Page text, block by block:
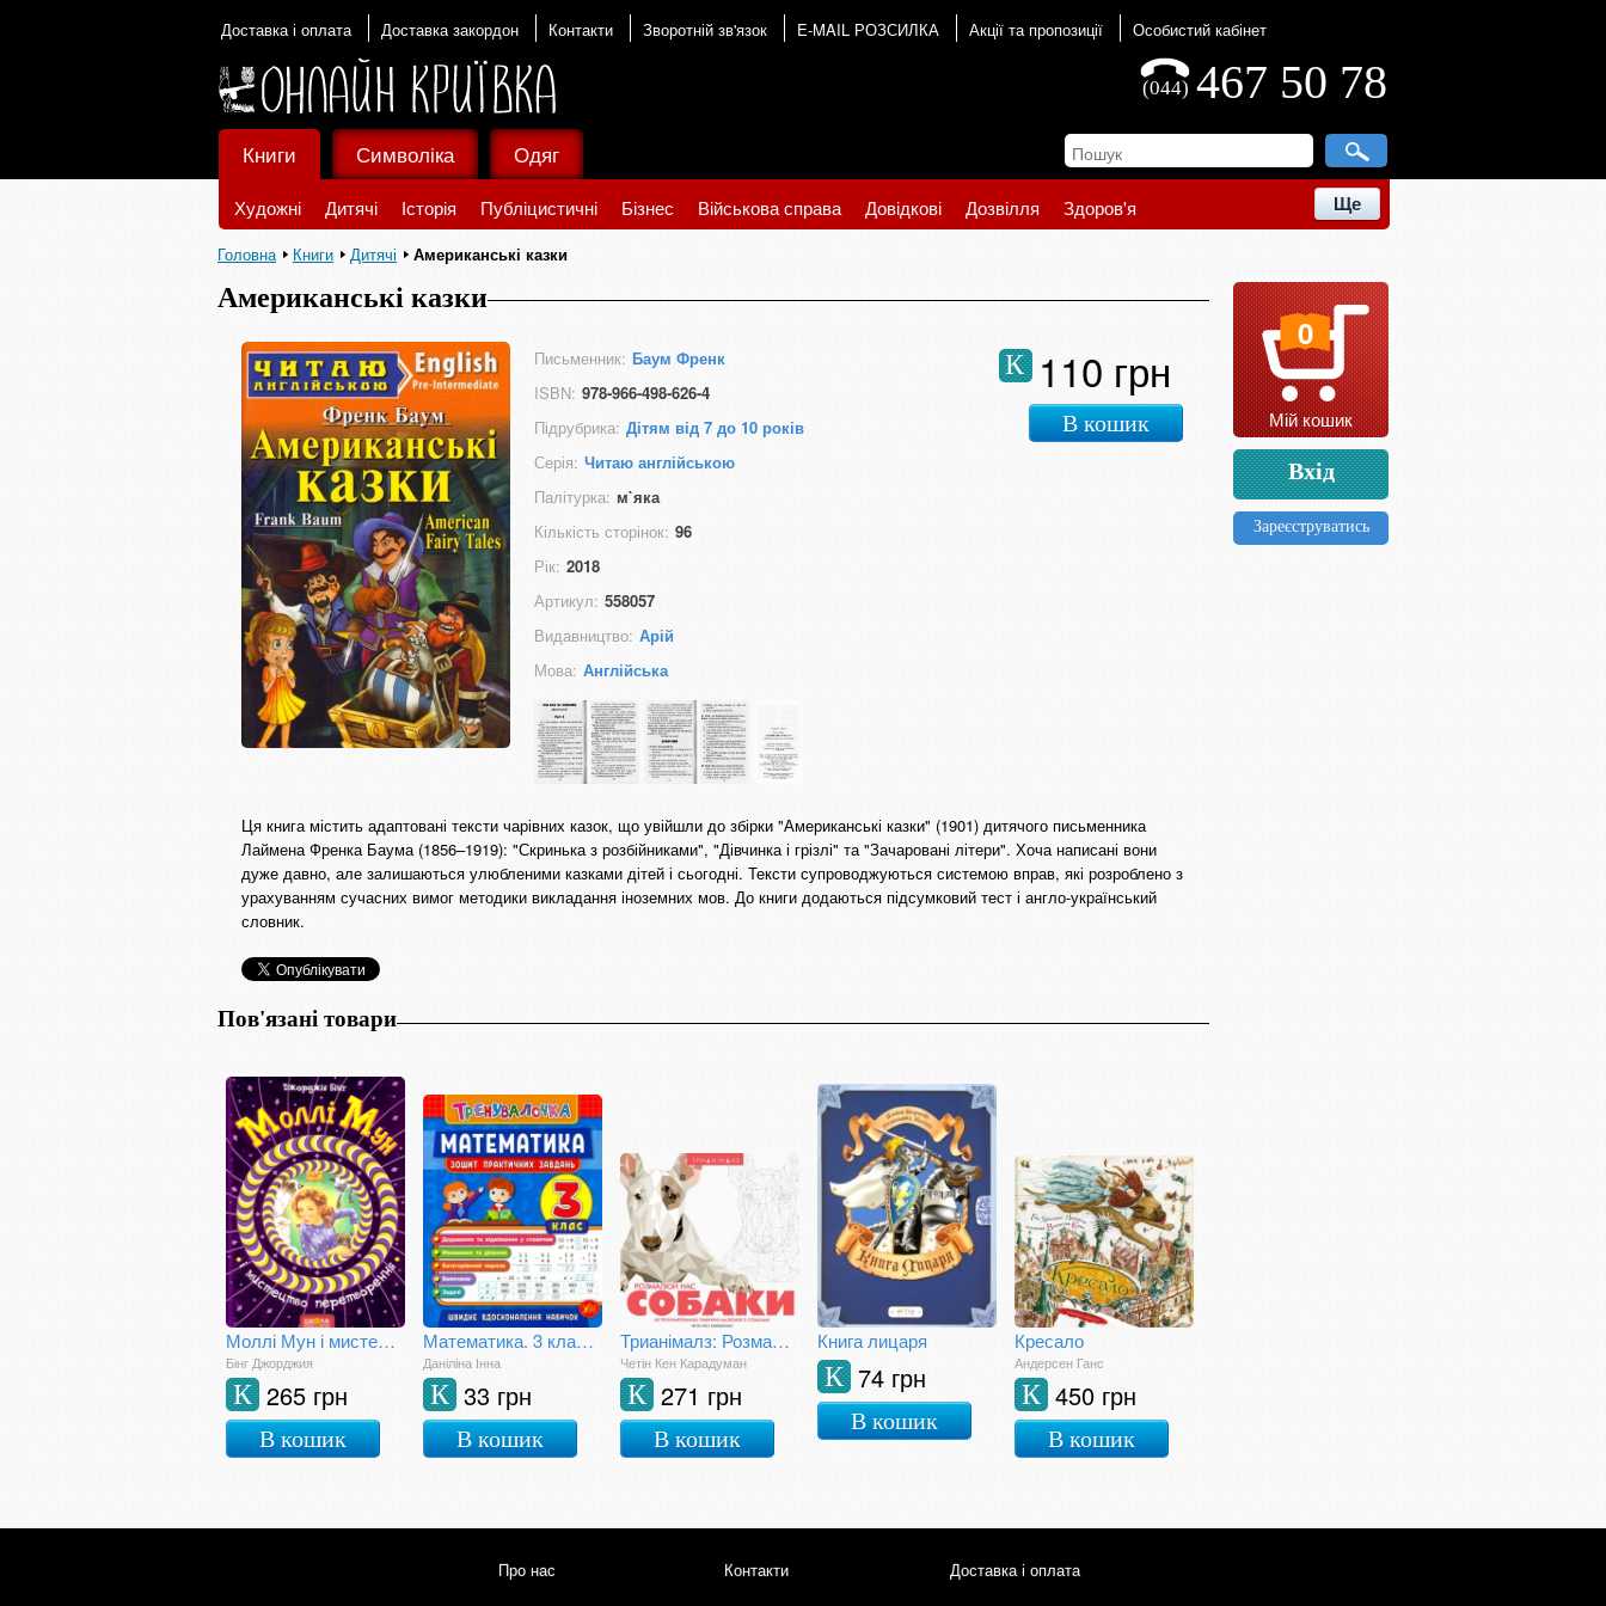
Доставка і оплата Доставка закордон Контакти Зворотній зв'язок E-MAIL РОЗСИЛКА Акції та пропозиції Особистий кабінет
467 50 78
(044)
Книги
Художні Дитячі Історія Публіцистичні Бізнес Військова справа Довідкові Дозвілля Здоров'я Ще
Символіка Одяг
Головна Книги Дитячі Американські казки
Американські казки
Письменник: Баум Френк
ISBN: 978-966-498-626-4
Підрубрика: Дітям від 7 до 10 років
Серія: Читаю англійською
Палітурка: м`яка
Кількість сторінок: 96
Рік: 2018
Артикул: 558057
Видавництво: Арій
Мова: Англійська
110 грн
К
В кошик
Ця книга містить адаптовані тексти чарівних казок, що увійшли до збірки "Американські казки" (1901) дитячого письменника
Лаймена Френка Баума (1856–1919): "Скринька з розбійниками", "Дівчинка і грізлі" та "Зачаровані літери". Хоча написані вони
дуже давно, але залишаються улюбленими казками дітей і сьогодні. Тексти супроводжуються системою вправ, які розроблено з
урахуванням сучасних вимог методики викладання іноземних мов. До книги додаються підсумковий тест і англо-український
словник.
Пов'язані товари
Моллі Мун і мистецтво перетворення
Бінг Джорджия
265 грн
К
В кошик
Математика. 3 клас. Зошит практичних завдань
Даніліна Інна
33 грн
К
В кошик
Трианімалз: Розмалюй нас. Собаки
Четін Кен Карадуман
271 грн
К
В кошик
Книга лицаря
74 грн
К
В кошик
Кресало
Андерсен Ганс
450 грн
К
В кошик
0
Мій кошик
Вхід
Зареєструватись
Про нас Контакти Доставка і оплата